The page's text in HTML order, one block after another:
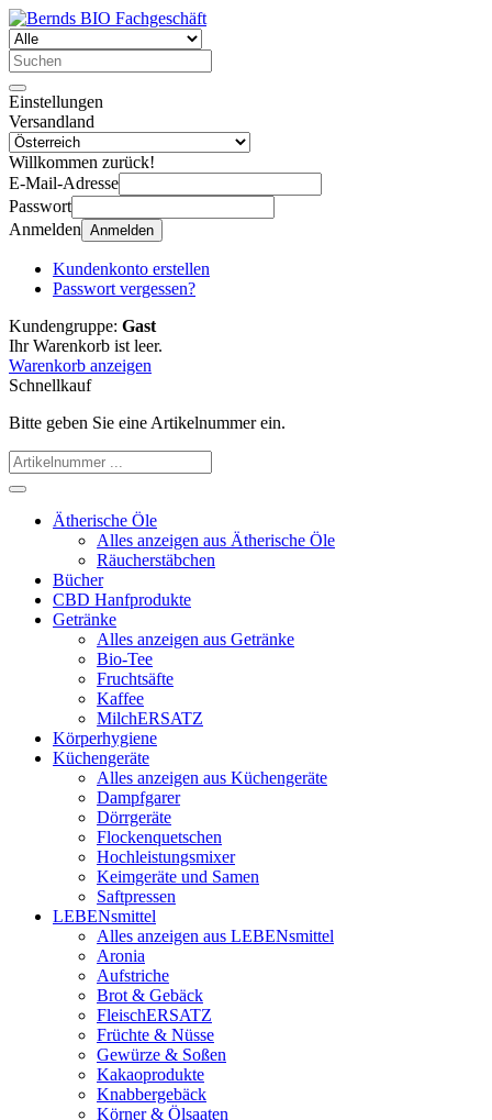
Einstellungen
Versandland
Willkommen zurück!
E-Mail-Adresse
Passwort
Anmelden Anmelden
Kundenkonto erstellen
Passwort vergessen?
Kundengruppe: Gast
Ihr Warenkorb ist leer.
Warenkorb anzeigen
Schnellkauf
Bitte geben Sie eine Artikelnummer ein.
Ätherische Öle
Alles anzeigen aus Ätherische Öle
Räucherstäbchen
Bücher
CBD Hanfprodukte
Getränke
Alles anzeigen aus Getränke
Bio-Tee
Fruchtsäfte
Kaffee
MilchERSATZ
Körperhygiene
Küchengeräte
Alles anzeigen aus Küchengeräte
Dampfgarer
Dörrgeräte
Flockenquetschen
Hochleistungsmixer
Keimgeräte und Samen
Saftpressen
LEBENsmittel
Alles anzeigen aus LEBENsmittel
Aronia
Aufstriche
Brot & Gebäck
FleischERSATZ
Früchte & Nüsse
Gewürze & Soßen
Kakaoprodukte
Knabbergebäck
Körner & Ölsaaten